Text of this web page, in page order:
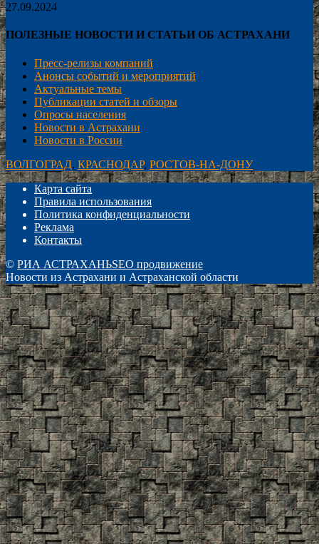
27.09.2024
ПОЛЕЗНЫЕ НОВОСТИ И СТАТЬИ ОБ АСТРАХАНИ
Пресс-релизы компаний
Анонсы событий и мероприятий
Актуальные темы
Публикации статей и обзоры
Опросы населения
Новости в Астрахани
Новости в России
ВОЛГОГРАД, КРАСНОДАР, РОСТОВ-НА-ДОНУ
Карта сайта
Правила использования
Политика конфиденциальности
Реклама
Контакты
© РИА АСТРАХАНЬSEO продвижение
Новости из Астрахани и Астраханской области